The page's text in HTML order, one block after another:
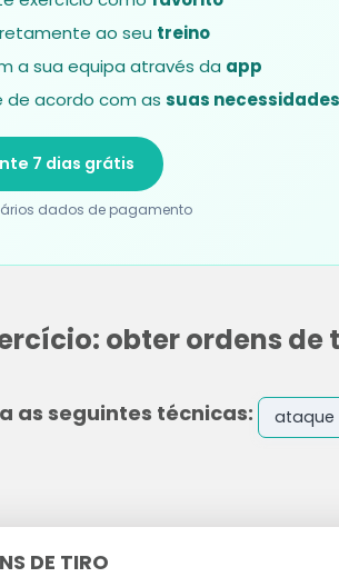
ao seu treino
a sua equipa através da app
de acordo com as suas necessidades
7 dias grátis
dados de pagamento
obter ordens de
as seguintes técnicas: ataque
DE TIRO